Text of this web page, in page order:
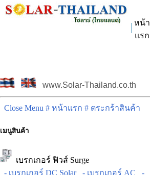
หน้า
แรก
www.Solar-Thailand.co.th
Close Menu # หน้าแรก # ตระกร้าสินค้า
เมนูสินค้า
เบรกเกอร์ ฟิวส์ Surge
- เบรกเกอร์ DC Solar
- เบรกเกอร์ AC
-